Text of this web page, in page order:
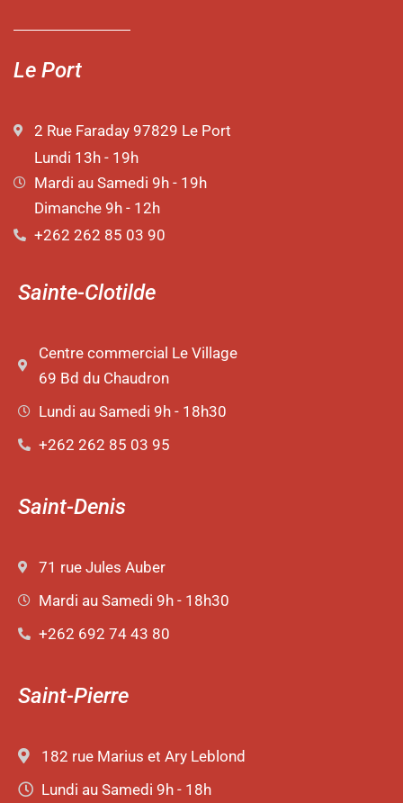
Le Port
2 Rue Faraday 97829 Le Port
Lundi 13h - 19h
Mardi au Samedi 9h - 19h
Dimanche 9h - 12h
+262 262 85 03 90
Sainte-Clotilde
Centre commercial Le Village
69 Bd du Chaudron
Lundi au Samedi 9h - 18h30
+262 262 85 03 95
Saint-Denis
71 rue Jules Auber
Mardi au Samedi 9h - 18h30
+262 692 74 43 80
Saint-Pierre
182 rue Marius et Ary Leblond
Lundi au Samedi 9h - 18h